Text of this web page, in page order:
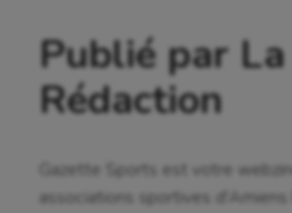
Publié par La
Rédaction
Gazette Sports est votre
associations sportives